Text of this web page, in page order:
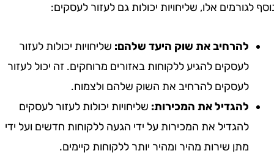
אלו, שליחויות יכולות גם לעזור לעסקים:
להרחיב את שוק היעד שלהם:שליחויות יכולות לעזור
לעסקים להגיע ללקוחות באזורים מרוחקים. זה יכול לעזור
לעסקים להרחיב את השוק שלהם ולצמוח.
להגדיל את המכירות:שליחויות יכולות לעזור לעסקים
להגדיל את המכירות על ידי הגעה ללקוחות חדשים ועל ידי
מתן שירות מהיר ומהיר יותר ללקוחות קיימים.